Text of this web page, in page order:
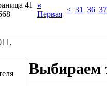
41
«
Первая
< 31 36 37
Выбираем